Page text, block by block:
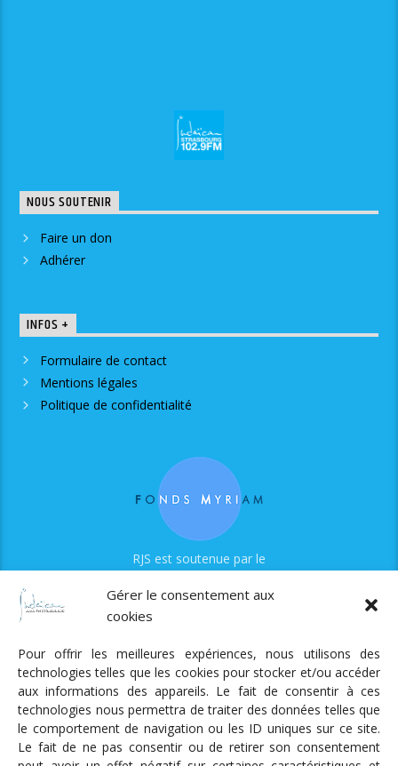
Gérer le consentement aux
cookies
Pour offrir les meilleures expériences, nous utilisons des
technologies telles que les cookies pour stocker et/ou accéder
aux informations des appareils. Le fait de consentir à ces
technologies nous permettra de traiter des données telles que
le comportement de navigation ou les ID uniques sur ce site.
Le fait de ne pas consentir ou de retirer son consentement
NOUS SOUTENIR
Faire un don
Adhérer
INFOS +
Formulaire de contact
Mentions légales
Politique de confidentialité
RJS est soutenue par le
Radio Judaica Strasbourg
Tous droits réservés